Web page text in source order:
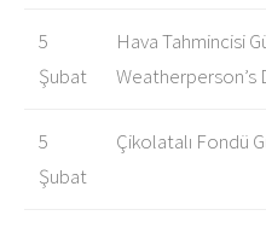
5
Şubat
Hava Tahmincisi
Weatherperson’s
5
Şubat
Çikolatalı Fondü